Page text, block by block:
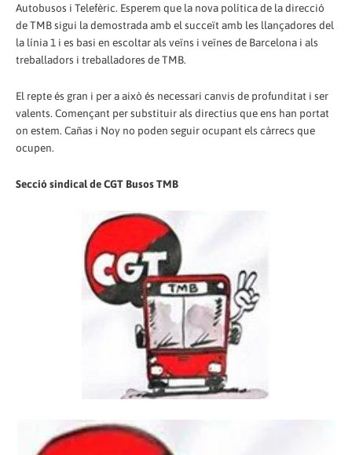
Autobusos i Telefèric. Esperem que la nova política de la direcció
de TMB sigui la demostrada amb el succeït amb les llançadores del
la línia 1 i es basi en escoltar als veïns i veïnes de Barcelona i als
treballadors i treballadores de TMB.
El repte és gran i per a això és necessari canvis de profunditat i ser
valents. Començant per substituir als directius que ens han portat
on estem. Cañas i Noy no poden seguir ocupant els càrrecs que
ocupen.
Secció sindical de CGT Busos TMB